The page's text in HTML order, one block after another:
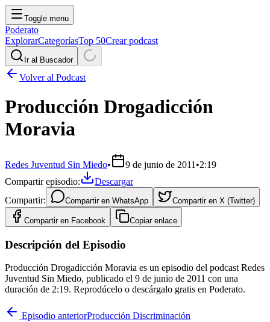
Toggle menu
Poderato
ExplorarCategoríasTop 50Crear podcast
Ir al Buscador
Volver al Podcast
Producción Drogadicción
Moravia
Redes Juventud Sin Miedo• 9 de junio de 2011 •2:19
Compartir episodio:
Descargar
Compartir:
Compartir en WhatsApp Compartir en X (Twitter)
Compartir en Facebook Copiar enlace
Descripción del Episodio
Producción Drogadicción Moravia es un episodio del podcast Redes
Juventud Sin Miedo, publicado el 9 de junio de 2011 con una
duración de 2:19. Reprodúcelo o descárgalo gratis en Poderato.
Episodio anteriorProducción Discriminación